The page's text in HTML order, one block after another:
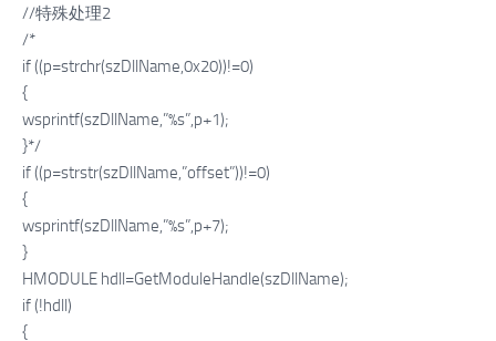
//特殊处理2
/*
if ((p=strchr(szDllName,0x20))!=0)
{
wsprintf(szDllName,”%s”,p+1);
}*/
if ((p=strstr(szDllName,”offset”))!=0)
{
wsprintf(szDllName,”%s”,p+7);
}
HMODULE hdll=GetModuleHandle(szDllName);
if (!hdll)
{